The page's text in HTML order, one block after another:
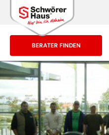
BERATER FINDEN